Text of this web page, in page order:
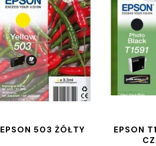
EPSON 503 ŻÓŁTY
EPSON